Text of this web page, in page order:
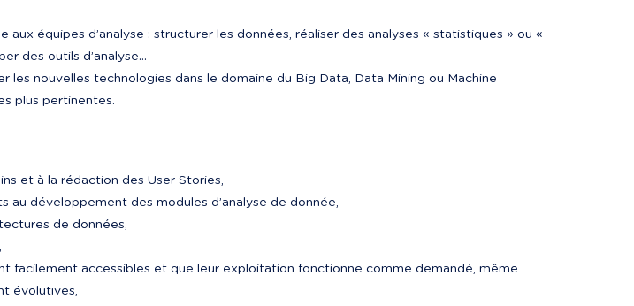
aux équipes d’analyse : structurer les données, réaliser des analyses « statistiques » ou «
des outils d’analyse…
les nouvelles technologies dans le domaine du Big Data, Data Mining ou Machine
plus pertinentes.
et à la rédaction des User Stories,
au développement des modules d’analyse de donnée,
de données,
facilement accessibles et que leur exploitation fonctionne comme demandé, même
évolutives,